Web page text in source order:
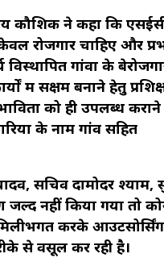
कौशिक ने कहा कि
रोजगार चाहिए और
गांवों के
में सक्षम बनाने हेतु
को ही उपलब्ध
के नाम गांव सहित
सचिव दामोदर श्याम,
जल्द नहीं किया गया तो
करके आउटसोर्सिंग
से वसूल कर रही है।